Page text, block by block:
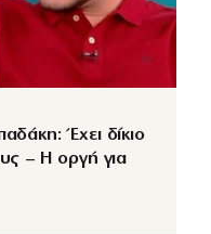
Έχει δίκιο
– Η οργή για